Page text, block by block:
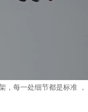
，每一处细节都是标准 ，